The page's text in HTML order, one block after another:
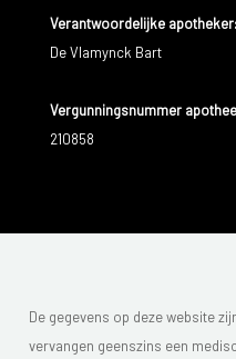
Verantwoordelijke apotheker:
De Vlamynck Bart
Vergunningsnummer
210858
De gegevens op deze website
vervangen geenszins een